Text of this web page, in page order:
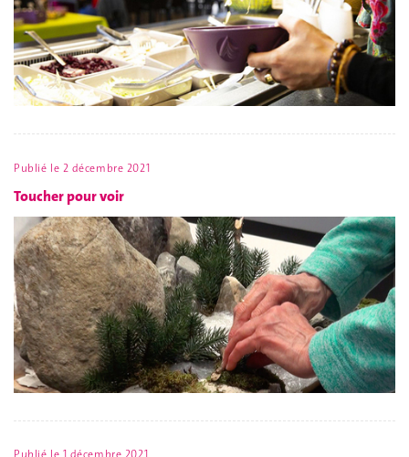
Publié le 2 décembre 2021
Toucher pour voir